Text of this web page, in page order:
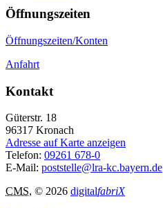
Öffnungszeiten
Öffnungszeiten/Konten
Anfahrt
Kontakt
Güterstr. 18
96317 Kronach
Adresse auf Karte anzeigen
Telefon: 09261 678-0
E-Mail: poststelle@lra-kc.bayern.de
CMS, © 2026 digitalfabriX